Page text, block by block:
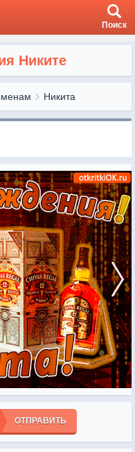
Поиск
Никите
Никита
ОТПРАВИТЬ